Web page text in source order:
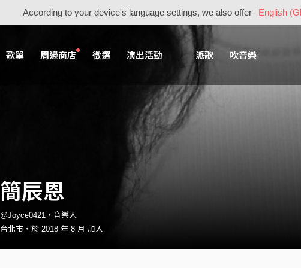
According to your device's language settings, we also offer English
歌單 周邊商店 徵選 演出活動 派歌 吹音樂
簡辰恩
@Joyce0421・音樂人
台北市・於 2018 年 8 月 加入